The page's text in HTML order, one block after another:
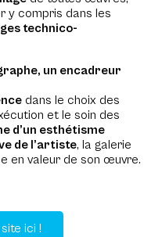
y compris dans les
technico-
un encadreur
dans le choix des
et le soin des
d’un esthétisme
de l’artiste, la galerie
en valeur de son œuvre.
ici !